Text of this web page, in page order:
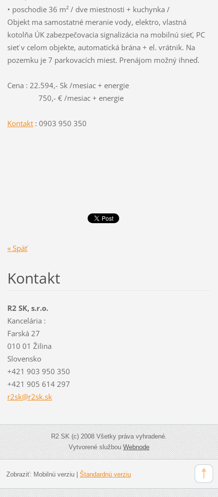
• poschodie 36 m² / dve miestnosti + kuchynka /
Objekt ma samostatné meranie vody, elektro, vlastná
kotolňa ÚK zabezpečovacia signalizácia na mobilnú sieť, PC
sieť v celom objekte, automatická brána + el. vrátnik. Na
pozemku je 7 parkovacích miest. Prenájom možný ihneď.
Cena : 22.594,- Sk /mesiac + energie
750,- € /mesiac + energie
Kontakt: 0903 950 350
« Späť
Kontakt
R2 SK, s.r.o.
Kancelária :
Farská 27
010 01 Žilina
Slovensko
+421 903 950 350
+421 905 614 297
r2sk@r2sk.sk
R2 SK (c) 2008 Všetky práva vyhradené.
Vytvorené službouWebnode
Zobraziť: Mobilnú verziu| Štandardnú verziu